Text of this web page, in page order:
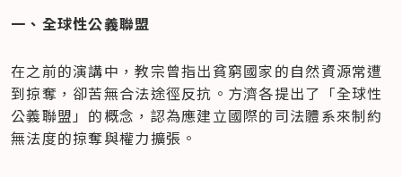
一、全球性公義聯盟
在之前的演講中，教宗曾指出貧窮國家的自然資源常遭
到掠奪，卻苦無合法途徑反抗。方濟各提出了「全球性
公義聯盟」的概念，認為應建立國際的司法體系來制約
無法度的掠奪與權力擴張。